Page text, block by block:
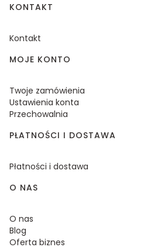
KONTAKT
Kontakt
MOJE KONTO
Twoje zamówienia
Ustawienia konta
Przechowalnia
PŁATNOŚCI I DOSTAWA
Płatności i dostawa
O NAS
O nas
Blog
Oferta biznes